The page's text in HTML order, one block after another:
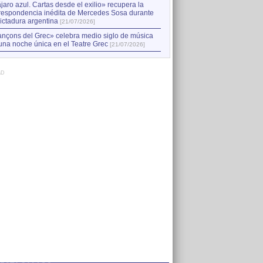
azul. Cartas desde el exilio» recupera la
inédita de Mercedes Sosa durante
argentina [21/07/2026]
del Grec» celebra medio siglo de música
noche única en el Teatre Grec [21/07/2026]